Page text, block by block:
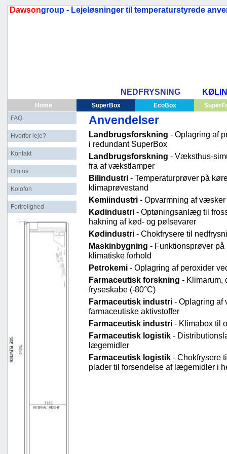
Dawsongroup - Lejeløsninger til temperaturstyrede
NEDFRYSNING
Home SuperBox EcoBox
Anvendelser
Landbrugsforskning - Oplagring af
i redundant SuperBox
Landbrugsforskning - Væksthus-
fra af vækstlamper
Bilindustri - Temperaturprøver på
klimaprøvestand
Kemiindustri - Opvarmning af
Kødindustri - Optøningsanlæg til
hakning af kød- og pølsevarer
Kødindustri - Chokfrysere til
Maskinbygning - Funktionsprøver
klimatiske forhold
Petrokemi - Oplagring af peroxider
Farmaceutisk forskning - Klimarum,
fryseskabe (-80°C)
Farmaceutisk industri - Oplagring af
farmaceutiske aktivstoffer
Farmaceutisk industri - Klimabox til
Farmaceutisk logistik -
lægemidler
Farmaceutisk logistik - Chokfrysere
plader til forsendelse af lægemidler i
FAQ
Hvorfor leje?
Kontakt
Om os
Kolofon
Fortrolighed